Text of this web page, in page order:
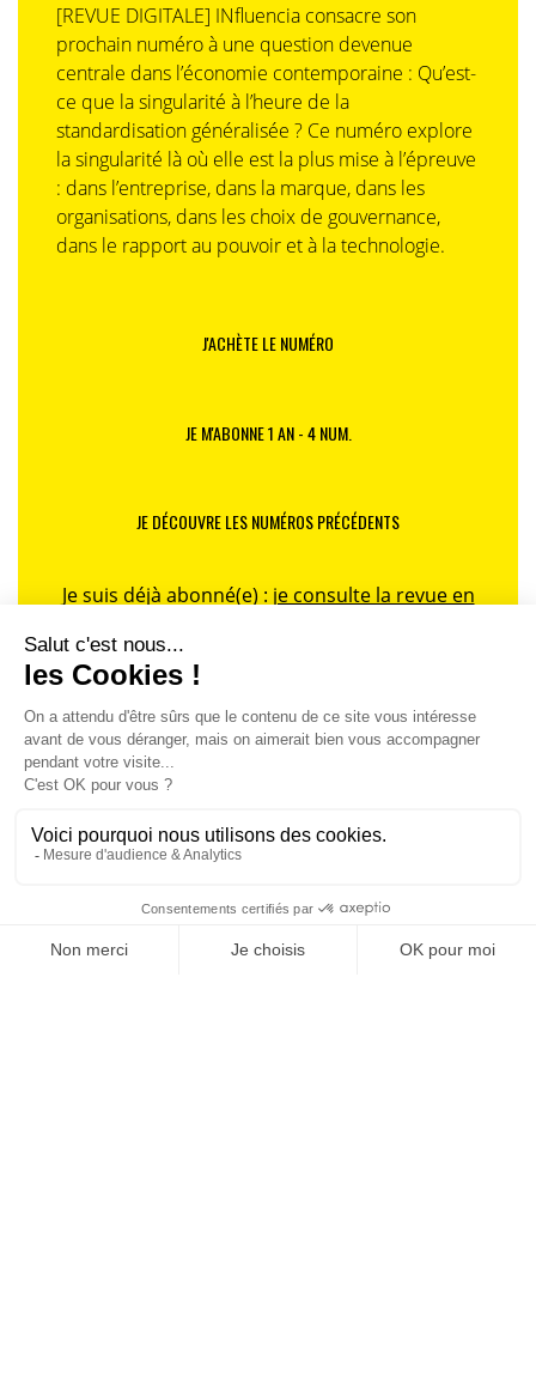
[REVUE DIGITALE] INfluencia consacre son
prochain numéro à une question devenue
centrale dans l’économie contemporaine : Qu’est-
ce que la singularité à l’heure de la
standardisation généralisée ? Ce numéro explore
la singularité là où elle est la plus mise à l’épreuve
: dans l’entreprise, dans la marque, dans les
organisations, dans les choix de gouvernance,
dans le rapport au pouvoir et à la technologie.
J'ACHÈTE LE NUMÉRO
JE M'ABONNE 1 AN - 4 NUM.
JE DÉCOUVRE LES NUMÉROS PRÉCÉDENTS
Je suis déjà abonné(e) : je consulte la revue en